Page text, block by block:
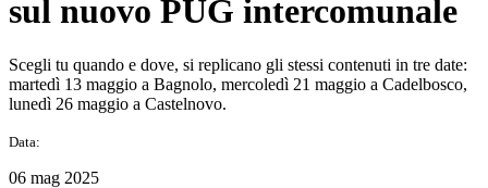
sul nuovo PUG intercomunale
Scegli tu quando e dove, si replicano gli stessi contenuti in tre date:
martedì 13 maggio a Bagnolo, mercoledì 21 maggio a Cadelbosco,
lunedì 26 maggio a Castelnovo.
Data:
06 mag 2025